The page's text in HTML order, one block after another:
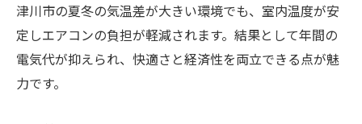
津川市の夏冬の気温差が大きい環境でも、室内温度が安
定しエアコンの負担が軽減されます。結果として年間の
電気代が抑えられ、快適さと経済性を両立できる点が魅
力です。